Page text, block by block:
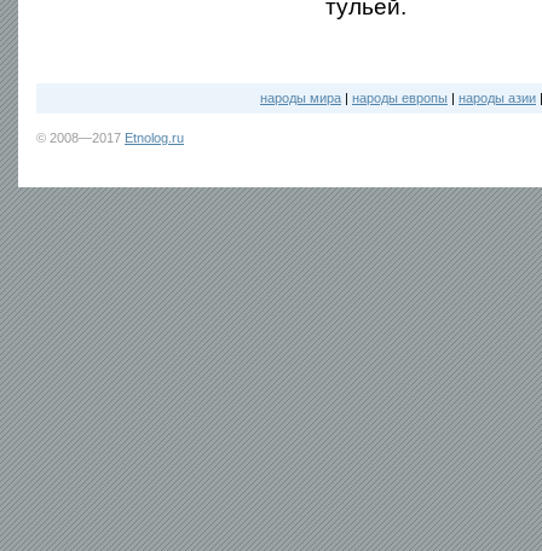
тульей.
народы мира | народы европы | народы азии
© 2008—2017 Etnolog.ru